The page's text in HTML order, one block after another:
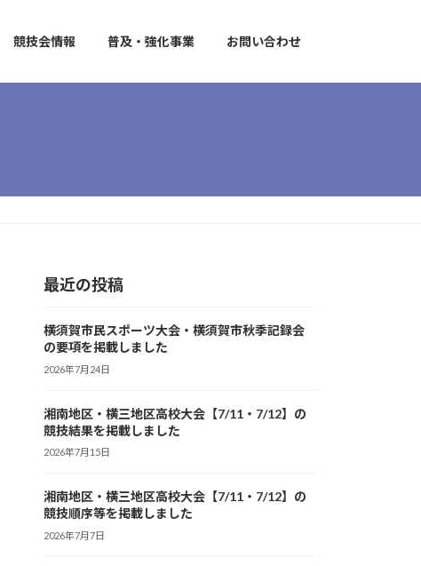
競技会情報 普及・強化事業 お問い合わせ
最近の投稿
横須賀市民スポーツ大会・横須賀市秋季記録会
の要項を掲載しました
2026年7月24日
湘南地区・横三地区高校大会【7/11・7/12】の
競技結果を掲載しました
2026年7月15日
湘南地区・横三地区高校大会【7/11・7/12】の
競技順序等を掲載しました
2026年7月7日